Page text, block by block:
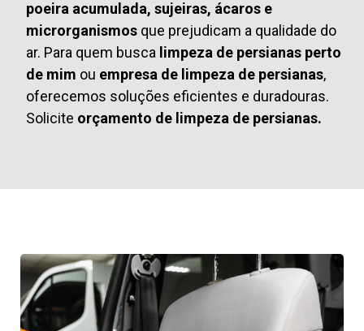
poeira acumulada, sujeiras, ácaros e
microrganismos que prejudicam a qualidade do
ar. Para quem busca limpeza de persianas perto
de mim ou empresa de limpeza de persianas,
oferecemos soluções eficientes e duradouras.
Solicite orçamento de limpeza de persianas.